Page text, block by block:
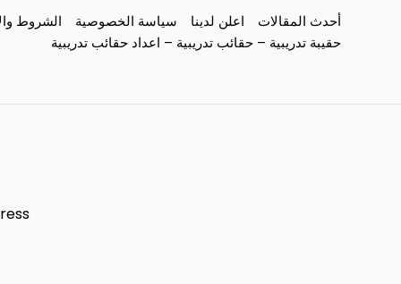
أحدث المقالات اعلن لدينا سياسة الخصوصية
الشروط
حقيبة تدريبية – حقائب تدريبية – اعداد حقائب تدريبية